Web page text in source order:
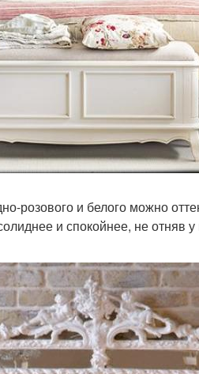
розового и белого можно
и спокойнее, не отняв